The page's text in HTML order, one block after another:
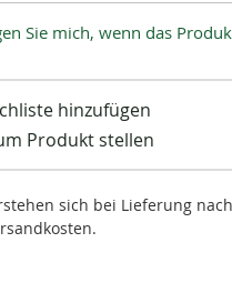
Sie mich, wenn das
hinzufügen
Produkt stellen
sich bei Lieferung